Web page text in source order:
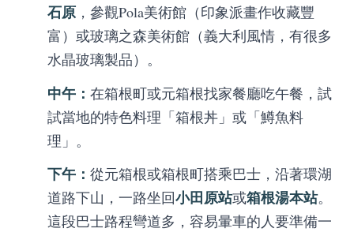
石原 ，參觀Pola美術館（印象派畫作收藏豐
富）或玻璃之森美術館（義大利風情，有很多
水晶玻璃製品）。
中午： 在箱根町或元箱根找家餐廳吃午餐，試
試當地的特色料理「箱根丼」或「鱒魚料
理」。
下午： 從元箱根或箱根町搭乘巴士，沿著環湖
道路下山，一路坐回小田原站或箱根湯本站。
這段巴士路程彎道多，容易暈車的人要準備一